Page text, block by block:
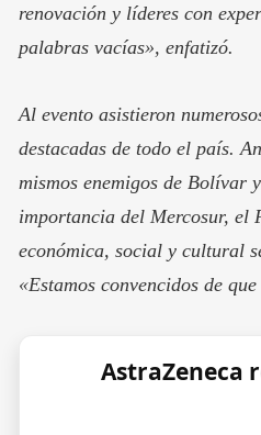
renovación y líderes con
palabras vacías», enfatizó.
Al evento asistieron
destacadas de todo el país.
mismos enemigos de Bolívar
importancia del Mercosur, el
económica, social y cultural
«Estamos convencidos de
AstraZeneca